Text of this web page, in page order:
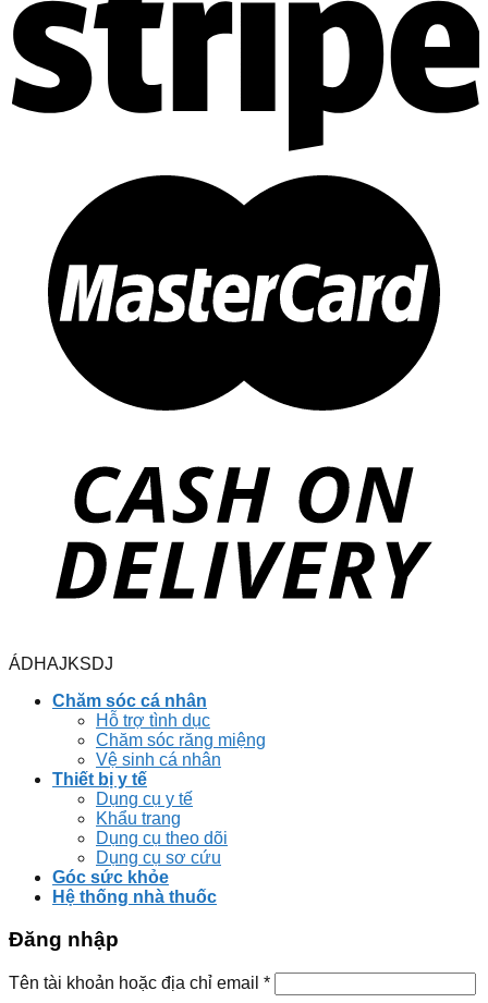
ÁDHAJKSDJ
Chăm sóc cá nhân
Hỗ trợ tình dục
Chăm sóc răng miệng
Vệ sinh cá nhân
Thiết bị y tế
Dụng cụ y tế
Khẩu trang
Dụng cụ theo dõi
Dụng cụ sơ cứu
Góc sức khỏe
Hệ thống nhà thuốc
Đăng nhập
Tên tài khoản hoặc địa chỉ email *